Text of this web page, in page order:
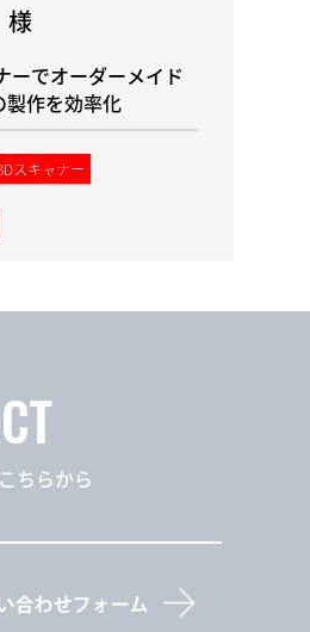
ーでオーダーメイド
製作を効率化
スキャナー
ちらから